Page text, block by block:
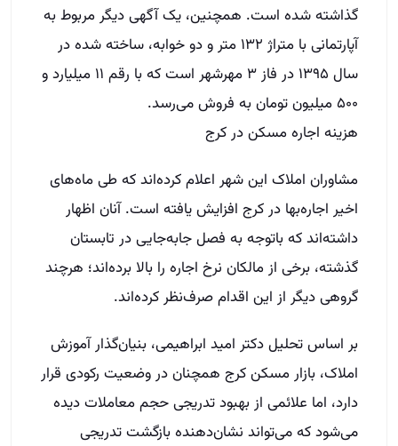
گذاشته شده است. همچنین، یک آگهی دیگر مربوط به
آپارتمانی با متراژ ۱۳۲ متر و دو خوابه، ساخته شده در
سال ۱۳۹۵ در فاز ۳ مهرشهر است که با رقم ۱۱ میلیارد و
۵۰۰ میلیون تومان به فروش می‌رسد.
هزینه اجاره مسکن در کرج
مشاوران املاک این شهر اعلام کرده‌اند که طی ماه‌های
اخیر اجاره‌بها در کرج افزایش یافته است. آنان اظهار
داشته‌اند که باتوجه به فصل جابه‌جایی در تابستان
گذشته، برخی از مالکان نرخ اجاره را بالا برده‌اند؛ هرچند
گروهی دیگر از این اقدام صرف‌نظر کرده‌اند.
بر اساس تحلیل دکتر امید ابراهیمی، بنیان‌گذار آموزش
املاک، بازار مسکن کرج همچنان در وضعیت رکودی قرار
دارد، اما علائمی از بهبود تدریجی حجم معاملات دیده
می‌شود که می‌تواند نشان‌دهنده بازگشت تدریجی